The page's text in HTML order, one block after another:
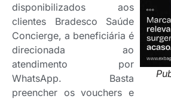
disponibilizados aos
clientes Bradesco Saúde
Concierge, a beneficiária é
direcionada ao
atendimento por
WhatsApp. Basta
preencher os vouchers e